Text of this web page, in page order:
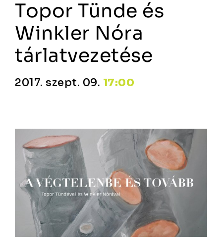
Topor Tünde és
Winkler Nóra
tárlatvezetése
2017. szept. 09. 17:00